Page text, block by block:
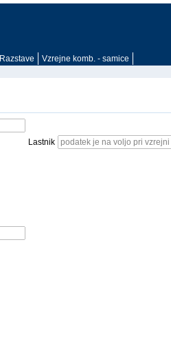
Razstave Vzrejne komb. - samice
Lastnik